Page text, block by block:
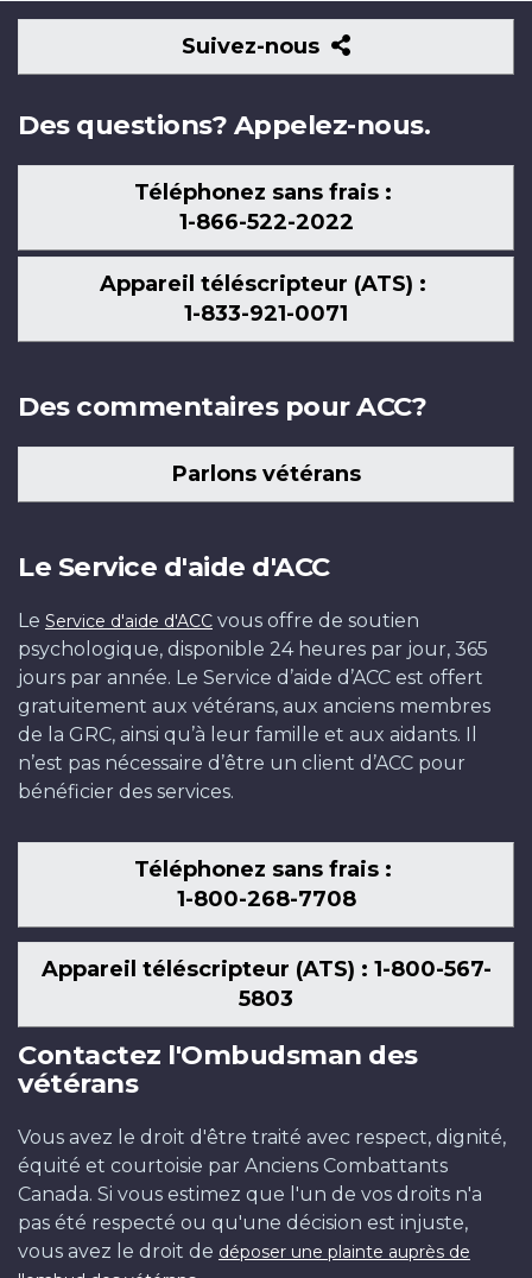
Suivez-nous
Suivez-
nous
Des questions? Appelez-nous.
Téléphonez sans frais :
1-866-522-2022
Appareil téléscripteur (ATS) :
1-833-921-0071
Des commentaires pour ACC?
Parlons vétérans
Le Service d'aide d'ACC
Le Service d'aide d'ACC vous offre de soutien
psychologique, disponible 24 heures par jour, 365
jours par année. Le Service d’aide d’ACC est offert
gratuitement aux vétérans, aux anciens membres
de la GRC, ainsi qu’à leur famille et aux aidants. Il
n’est pas nécessaire d’être un client d’ACC pour
bénéficier des services.
Téléphonez sans frais :
1-800-268-7708
Appareil téléscripteur (ATS) : 1-800-567-
5803
Contactez l'Ombudsman des
vétérans
Vous avez le droit d'être traité avec respect, dignité,
équité et courtoisie par Anciens Combattants
Canada. Si vous estimez que l'un de vos droits n'a
pas été respecté ou qu'une décision est injuste,
vous avez le droit de déposer une plainte auprès de